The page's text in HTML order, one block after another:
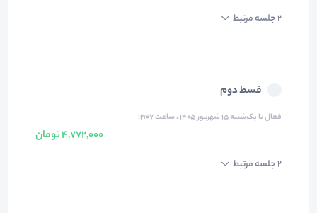
2 جلسه مرتبط
قسط دوم
فعال تا یک‌شنبه ۱۵ شهریور ۱۴۰۵ ، ساعت ۱۲:۰۷
4,772,000 تومان
2 جلسه مرتبط